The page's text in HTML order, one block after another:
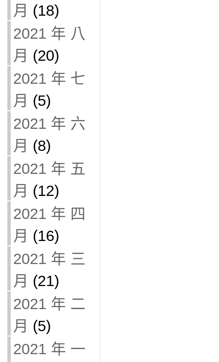
月 (18)
2021 年 八
月 (20)
2021 年 七
月 (5)
2021 年 六
月 (8)
2021 年 五
月 (12)
2021 年 四
月 (16)
2021 年 三
月 (21)
2021 年 二
月 (5)
2021 年 一